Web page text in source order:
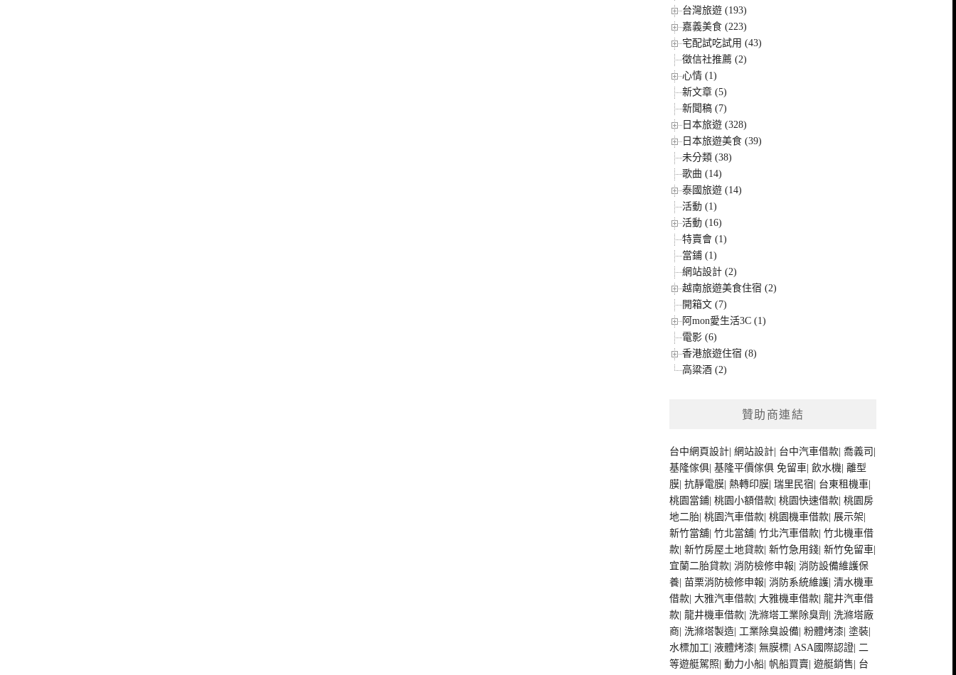
台灣旅遊 (193)
嘉義美食 (223)
宅配試吃試用 (43)
徵信社推薦 (2)
心情 (1)
新文章 (5)
新聞稿 (7)
日本旅遊 (328)
日本旅遊美食 (39)
未分類 (38)
歌曲 (14)
泰國旅遊 (14)
活動 (1)
活動 (16)
特賣會 (1)
當鋪 (1)
網站設計 (2)
越南旅遊美食住宿 (2)
開箱文 (7)
阿mon愛生活3C (1)
電影 (6)
香港旅遊住宿 (8)
高粱酒 (2)
贊助商連結
台中網頁設計 |網站設計 台中汽車借款 |喬義司
基隆傢俱 |基隆平價傢俱 免留車 |飲水機 |離型
膜 |抗靜電膜 |熱轉印膜 |瑞里民宿 台東租機車
桃園當鋪 |桃園小額借款 |桃園快速借款 |桃園房
地二胎 |桃園汽車借款 |桃園機車借款 展示架
新竹當舖 |竹北當舖 |竹北汽車借款 |竹北機車借
款 |新竹房屋土地貸款 |新竹急用錢 |新竹免留車
宜蘭二胎貸款 |消防檢修申報 |消防設備維護保
養 |苗栗消防檢修申報 |消防系統維護 |清水機車
借款 |大雅汽車借款 |大雅機車借款 |龍井汽車借
款 |龍井機車借款 洗滌塔工業除臭劑
洗滌塔廠
商 洗滌塔製造 工業除臭設備 |粉體烤漆 |塗裝
水標加工 |液體烤漆 |無膜標 |ASA國際認證 |二
等遊艇駕照 |動力小船 帆船買賣 |遊艇銷售 台